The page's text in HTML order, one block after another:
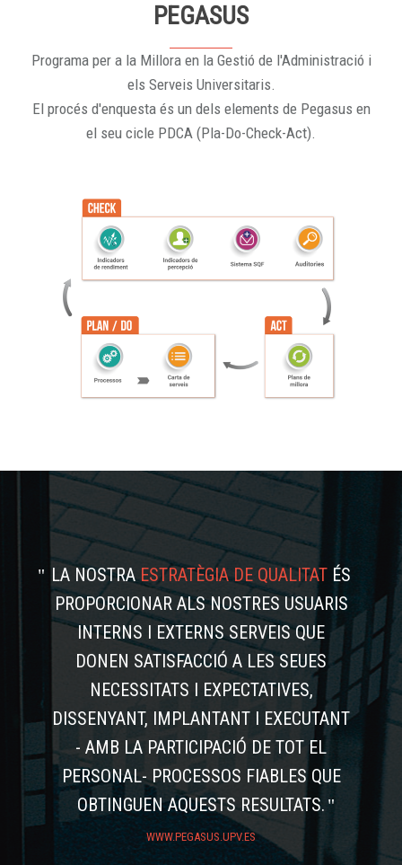
PEGASUS
Programa per a la Millora en la Gestió de l'Administració i
els Serveis Universitaris.
El procés d'enquesta és un dels elements de Pegasus en
el seu cicle PDCA (Pla-Do-Check-Act).
LA NOSTRAESTRATÈGIA DE QUALITAT ÉS
PROPORCIONAR ALS NOSTRES USUARIS
INTERNS I EXTERNS SERVEIS QUE
DONEN SATISFACCIÓ A LES SEUES
NECESSITATS I EXPECTATIVES,
DISSENYANT, IMPLANTANT I EXECUTANT
- AMB LA PARTICIPACIÓ DE TOT EL
PERSONAL- PROCESSOS FIABLES QUE
OBTINGUEN AQUESTS RESULTATS.
WWW.PEGASUS.UPV.ES